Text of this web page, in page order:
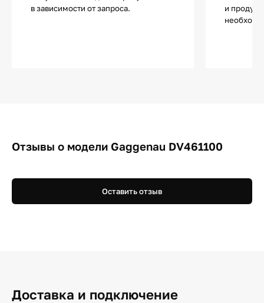
в зависимости от запроса.
и
Отзывы о модели Gaggenau DV461100
Оставить отзыв
Доставка и подключение